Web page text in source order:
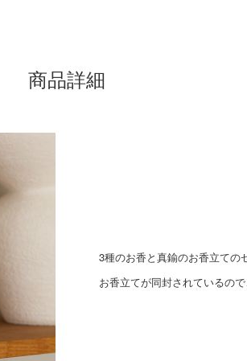
商品詳細
3種のお香と真鍮のお香立ての
お香立てが同封されているの